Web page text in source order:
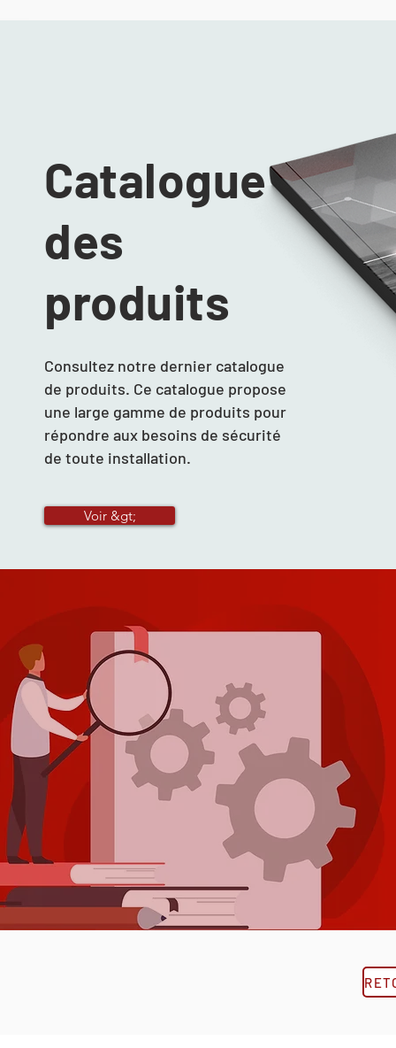
Catalogue
des
produits
Consultez notre dernier catalogue
de produits. Ce catalogue propose
une large gamme de produits pour
répondre aux besoins de sécurité
de toute installation.
Voir &gt;